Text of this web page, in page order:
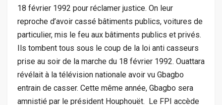
18 février 1992 pour réclamer justice. On leur
reproche d’avoir cassé bâtiments publics, voitures de
particulier, mis le feu aux bâtiments publics et privés.
Ils tombent tous sous le coup de la loi anti casseurs
prise au soir de la marche du 18 février 1992. Ouattara
révélait à la télévision nationale avoir vu Gbagbo
entrain de casser. Cette même année, Gbagbo sera
amnistié par le président Houphouët. Le FPI accède